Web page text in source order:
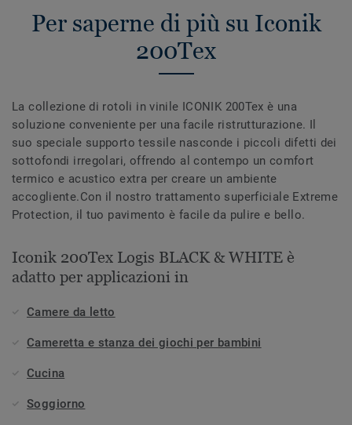
Per saperne di più su Iconik
200Tex
La collezione di rotoli in vinile ICONIK 200Tex è una
soluzione conveniente per una facile ristrutturazione. Il
suo speciale supporto tessile nasconde i piccoli difetti dei
sottofondi irregolari, offrendo al contempo un comfort
termico e acustico extra per creare un ambiente
accogliente.Con il nostro trattamento superficiale Extreme
Protection, il tuo pavimento è facile da pulire e bello.
Iconik 200Tex Logis BLACK & WHITE è
adatto per applicazioni in
Camere da letto
Cameretta e stanza dei giochi per bambini
Cucina
Soggiorno